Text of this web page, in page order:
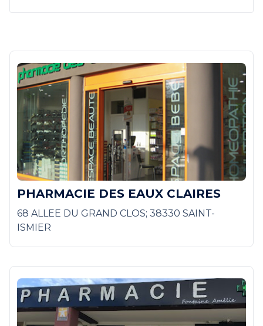
PHARMACIE DES EAUX CLAIRES
68 ALLEE DU GRAND CLOS; 38330 SAINT-
ISMIER